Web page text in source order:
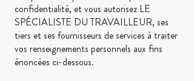
confidentialité, et vous autorisez LE
SPÉCIALISTE DU TRAVAILLEUR, ses
tiers et ses fournisseurs de services à traiter
vos renseignements personnels aux fins
énoncées ci-dessous.